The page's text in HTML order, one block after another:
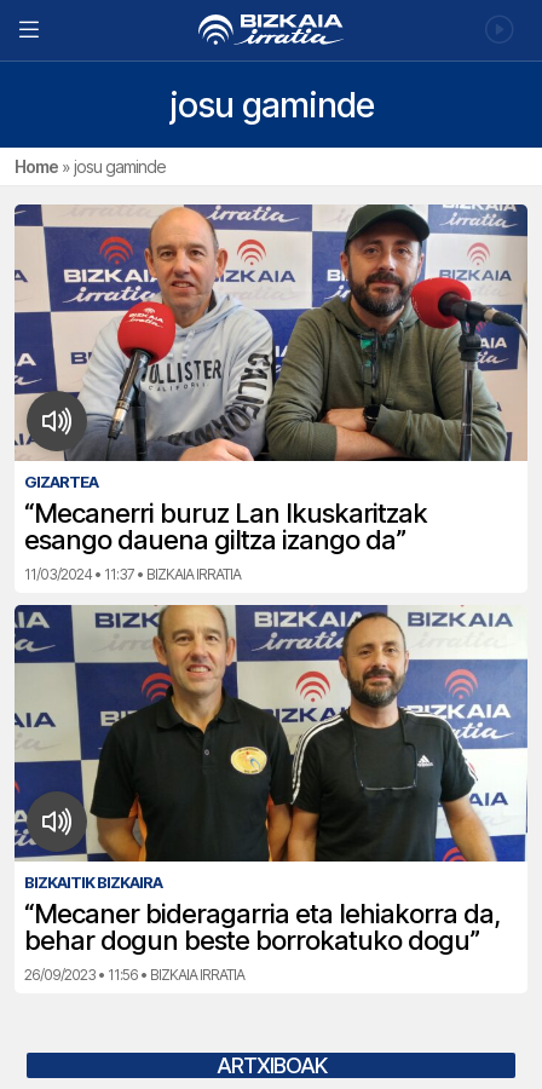
josu gaminde
Home »josu gaminde
GIZARTEA
“Mecanerri buruz Lan Ikuskaritzak
esango dauena giltza izango da”
11/03/2024 • 11:37 • BIZKAIA IRRATIA
BIZKAITIK BIZKAIRA
“Mecaner bideragarria eta lehiakorra da,
behar dogun beste borrokatuko dogu”
26/09/2023 • 11:56 • BIZKAIA IRRATIA
ARTXIBOAK